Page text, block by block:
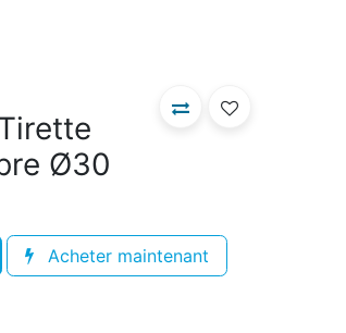
Ø30
Acheter maintenant